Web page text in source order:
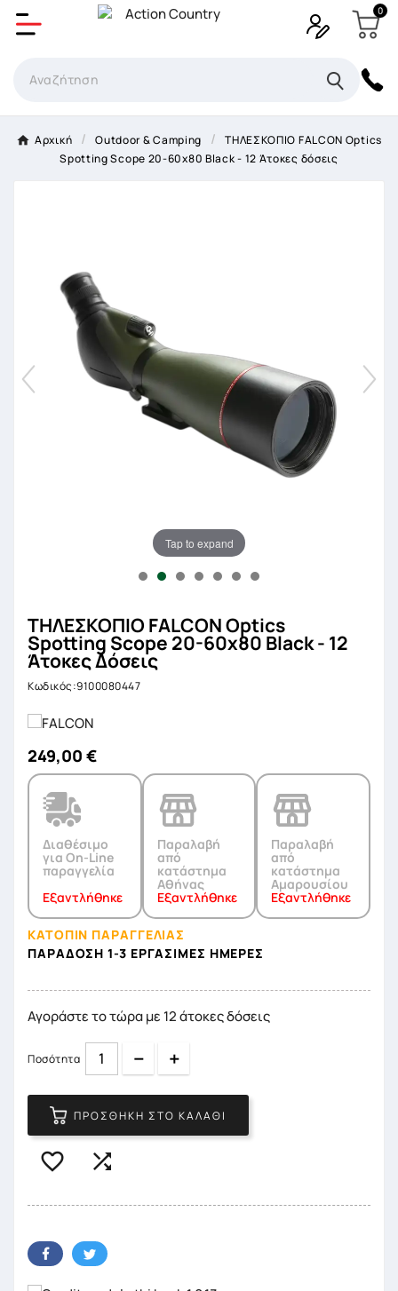
0
Αρχική Outdoor & Camping
ΤΗΛΕΣΚΟΠΙΟ FALCON Optics
Spotting Scope 20-60x80 Black - 12 Άτοκες δόσεις
Tap to expand
ΤΗΛΕΣΚΟΠΙΟ FALCON Optics
Spotting Scope 20-60x80 Black - 12
Άτοκες Δόσεις
Κωδικός:9100080447
249,00 €
Διαθέσιμο
για On-Line
παραγγελία
Εξαντλήθηκε
Παραλαβή
από
κατάστημα
Αθήνας
Εξαντλήθηκε
Παραλαβή
από
κατάστημα
Αμαρουσίου
Εξαντλήθηκε
ΚΑΤΟΠΙΝ ΠΑΡΑΓΓΕΛΙΑΣ
ΠΑΡΆΔΟΣΗ 1-3 ΕΡΓΆΣΙΜΕΣ ΗΜΈΡΕΣ
Αγοράστε το τώρα με 12 άτοκες δόσεις
Ποσότητα Quantity
ΠΡΟΣΘΉΚΗ ΣΤΟ ΚΑΛΆΘΙ
 
Δημιουργία λίστα επιθυμητών
×
Όνομα Λίστα επιθυμιτών
Ακύρωση Δημιουργία λίστα επιθυμητών